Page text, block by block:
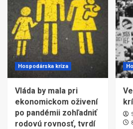
Hospodárska kríza
Vláda by mala pri
ekonomickom oživení
po pandémii zohľadniť
rodovú rovnosť, tvrdí